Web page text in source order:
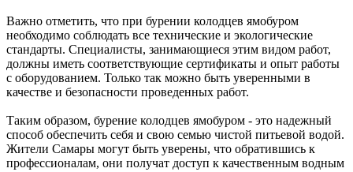
Важно отметить, что при бурении колодцев ямобуром
необходимо соблюдать все технические и экологические
стандарты. Специалисты, занимающиеся этим видом работ,
должны иметь соответствующие сертификаты и опыт работы
с оборудованием. Только так можно быть уверенными в
качестве и безопасности проведенных работ.
Таким образом, бурение колодцев ямобуром - это надежный
способ обеспечить себя и свою семью чистой питьевой водой.
Жители Самары могут быть уверены, что обратившись к
профессионалам, они получат доступ к качественным водным